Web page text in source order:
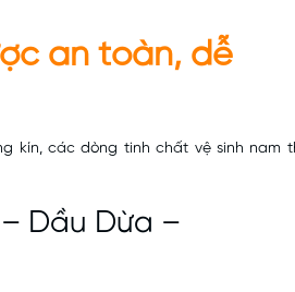
an toàn, dễ
kín, các dòng tinh chất vệ sinh nam
– Dầu Dừa –